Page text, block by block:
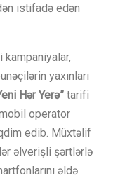
istifadə edən
yaxınları
Hər Yerə” tarifi
operator
edib. Müxtəlif
əlverişli şərtlərlə
əldə